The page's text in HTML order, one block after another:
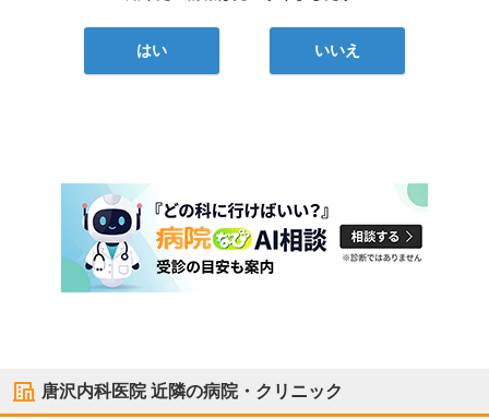
はい いいえ
唐沢内科医院近隣の病院・クリニック